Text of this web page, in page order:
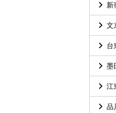
新
文
台
墨
江
品